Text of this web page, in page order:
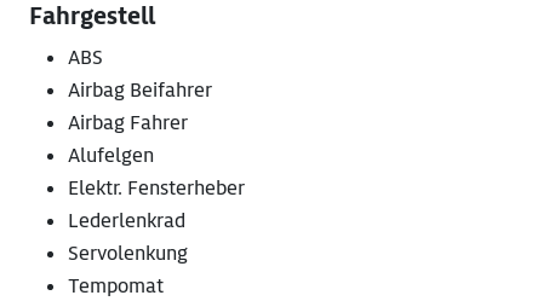
Fahrgestell
ABS
Airbag Beifahrer
Airbag Fahrer
Alufelgen
Elektr. Fensterheber
Lederlenkrad
Servolenkung
Tempomat